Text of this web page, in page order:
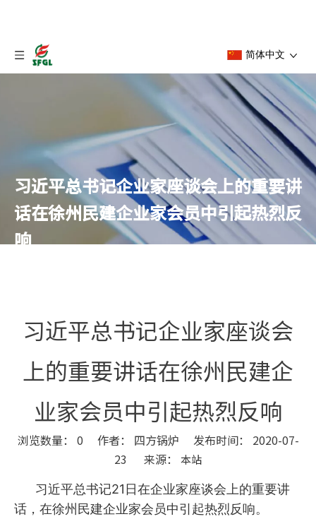
简体中文
习近平总书记企业家座谈会上的重要讲
话在徐州民建企业家会员中引起热烈反
响
习近平总书记企业家座谈会
上的重要讲话在徐州民建企
业家会员中引起热烈反响
浏览数量： 0 作者： 四方锅炉 发布时间： 2020-07-
23 来源： 本站
["wechat","weibo","qzone","douban","email"]
习近平总书记21日在企业家座谈会上的重要讲
话，在徐州民建企业家会员中引起热烈反响。